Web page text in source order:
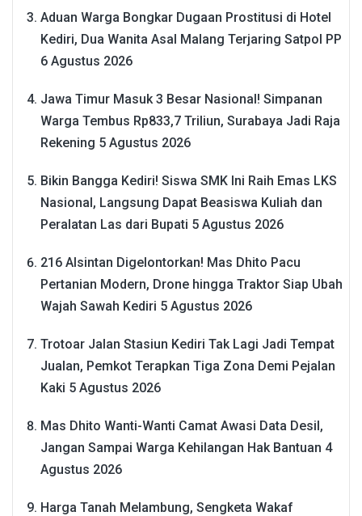
Aduan Warga Bongkar Dugaan Prostitusi di Hotel
Kediri, Dua Wanita Asal Malang Terjaring Satpol PP
6 Agustus 2026
Jawa Timur Masuk 3 Besar Nasional! Simpanan
Warga Tembus Rp833,7 Triliun, Surabaya Jadi Raja
Rekening 5 Agustus 2026
Bikin Bangga Kediri! Siswa SMK Ini Raih Emas LKS
Nasional, Langsung Dapat Beasiswa Kuliah dan
Peralatan Las dari Bupati 5 Agustus 2026
216 Alsintan Digelontorkan! Mas Dhito Pacu
Pertanian Modern, Drone hingga Traktor Siap Ubah
Wajah Sawah Kediri 5 Agustus 2026
Trotoar Jalan Stasiun Kediri Tak Lagi Jadi Tempat
Jualan, Pemkot Terapkan Tiga Zona Demi Pejalan
Kaki 5 Agustus 2026
Mas Dhito Wanti-Wanti Camat Awasi Data Desil,
Jangan Sampai Warga Kehilangan Hak Bantuan 4
Agustus 2026
Harga Tanah Melambung, Sengketa Wakaf